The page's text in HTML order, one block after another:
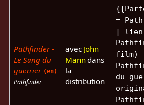
Pathfinder -
Le Sang du
guerrier (en)
Pathfinder
avec John
Manndans
la
distribution
=
| lien
film)
du